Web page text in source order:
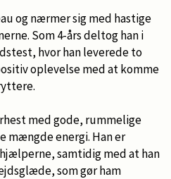
og nærmer sig med hastige
Som 4-års deltog han i
hvor han leverede to
oplevelse med at komme
med gode, rummelige
mængde energi. Han er
samtidig med at han
som gør ham